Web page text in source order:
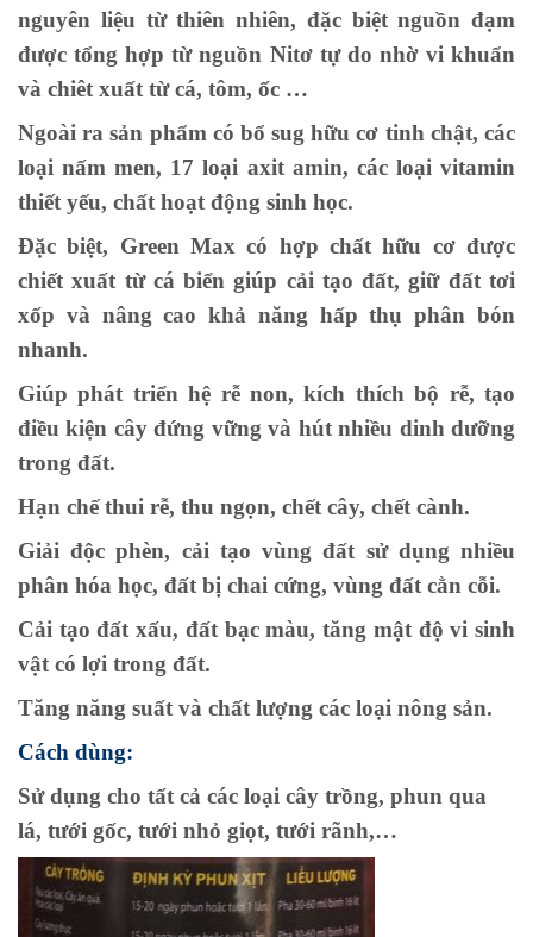
nguyên liệu từ thiên nhiên, đặc biệt nguồn đạm
được tổng hợp từ nguồn Nitơ tự do nhờ vi khuẩn
và chiêt xuất từ cá, tôm, ốc …
Ngoài ra sản phẩm có bổ sug hữu cơ tinh chật, các
loại nấm men, 17 loại axit amin, các loại vitamin
thiết yếu, chất hoạt động sinh học.
Đặc biệt, Green Max có hợp chất hữu cơ được
chiết xuất từ cá biển giúp cải tạo đất, giữ đất tơi
xốp và nâng cao khả năng hấp thụ phân bón
nhanh.
Giúp phát triển hệ rễ non, kích thích bộ rễ, tạo
điều kiện cây đứng vững và hút nhiều dinh dưỡng
trong đất.
Hạn chế thui rễ, thu ngọn, chết cây, chết cành.
Giải độc phèn, cải tạo vùng đất sử dụng nhiều
phân hóa học, đất bị chai cứng, vùng đất cằn cỗi.
Cải tạo đất xấu, đất bạc màu, tăng mật độ vi sinh
vật có lợi trong đất.
Tăng năng suất và chất lượng các loại nông sản.
Cách dùng:
Sử dụng cho tất cả các loại cây trồng, phun qua
lá, tưới gốc, tưới nhỏ giọt, tưới rãnh,…